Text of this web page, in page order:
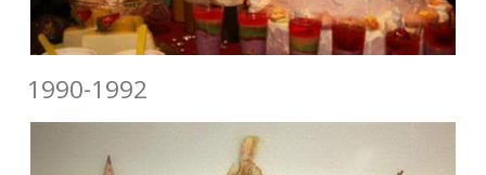
1990-1992